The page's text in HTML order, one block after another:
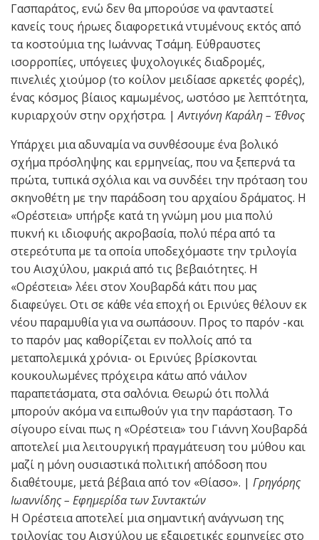
Γασπαράτος, ενώ δεν θα μπορούσε να φανταστεί
κανείς τους ήρωες διαφορετικά ντυμένους εκτός από
τα κοστούμια της Ιωάννας Τσάμη. Εύθραυστες
ισορροπίες, υπόγειες ψυχολογικές διαδρομές,
πινελιές χιούμορ (το κοίλον μειδίασε αρκετές φορές),
ένας κόσμος βίαιος καμωμένος, ωστόσο με λεπτότητα,
κυριαρχούν στην ορχήστρα. |Αντιγόνη Καράλη – Έθνος
Υπάρχει μια αδυναμία να συνθέσουμε ένα βολικό
σχήμα πρόσληψης και ερμηνείας, που να ξεπερνά τα
πρώτα, τυπικά σχόλια και να συνδέει την πρόταση του
σκηνοθέτη με την παράδοση του αρχαίου δράματος. Η
«Ορέστεια» υπήρξε κατά τη γνώμη μου μια πολύ
πυκνή κι ιδιοφυής ακροβασία, πολύ πέρα από τα
στερεότυπα με τα οποία υποδεχόμαστε την τριλογία
του Αισχύλου, μακριά από τις βεβαιότητες. Η
«Ορέστεια» λέει στον Χουβαρδά κάτι που μας
διαφεύγει. Οτι σε κάθε νέα εποχή οι Ερινύες θέλουν εκ
νέου παραμυθία για να σωπάσουν. Προς το παρόν -και
το παρόν μας καθορίζεται εν πολλοίς από τα
μεταπολεμικά χρόνια- οι Ερινύες βρίσκονται
κουκουλωμένες πρόχειρα κάτω από νάιλον
παραπετάσματα, στα σαλόνια. Θεωρώ ότι πολλά
μπορούν ακόμα να ειπωθούν για την παράσταση. Το
σίγουρο είναι πως η «Ορέστεια» του Γιάννη Χουβαρδά
αποτελεί μια λειτουργική πραγμάτευση του μύθου και
μαζί η μόνη ουσιαστικά πολιτική απόδοση που
διαθέτουμε, μετά βέβαια από τον «Θίασο». | Γρηγόρης
Ιωαννίδης – Εφημερίδα των Συντακτών
Η Ορέστεια αποτελεί μια σημαντική ανάγνωση της
τριλογίας του Αισχύλου με εξαιρετικές ερμηνείες στο